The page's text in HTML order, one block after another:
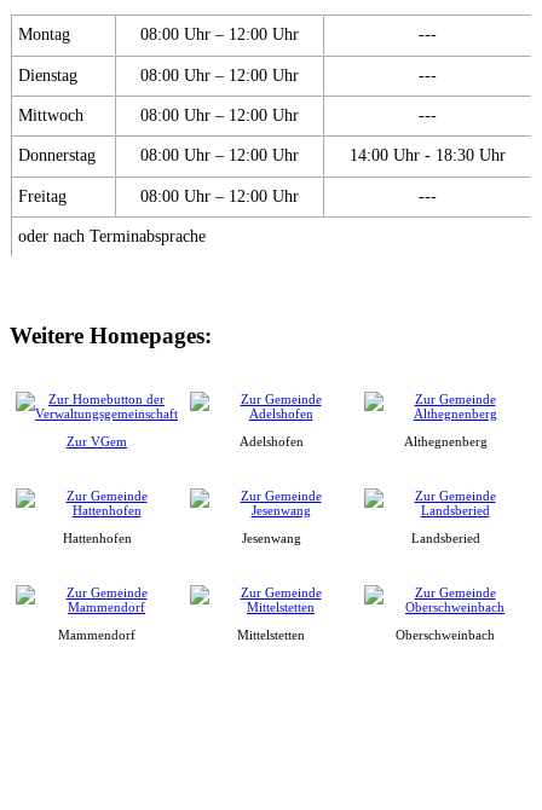
Montag 08:00 Uhr – 12:00 Uhr ---
Dienstag 08:00 Uhr – 12:00 Uhr ---
Mittwoch 08:00 Uhr – 12:00 Uhr ---
Donnerstag 08:00 Uhr – 12:00 Uhr 14:00 Uhr - 18:30 Uhr
Freitag 08:00 Uhr – 12:00 Uhr ---
oder nach Terminabsprache
Weitere Homepages:
Zur VGem Adelshofen Althegnenberg
Hattenhofen Jesenwang Landsberied
Mammendorf Mittelstetten Oberschweinbach